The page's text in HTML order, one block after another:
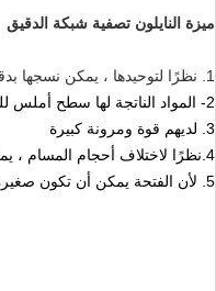
ميزة النايلون تصفية شبكة الدقيق
1. نظرًا لتوحيدها ، يمكن نسجها بدقة كبيرة لإعطاء فتحات دقيقة ومنتظمة
2- المواد الناتجة لها سطح أملس للغاية بحيث تنفصل الجزيئات المرشحة عنها بسهولة
3. لديهم قوة ومرونة كبيرة
4. نظرًا لاختلاف أحجام المسام ،
5. لأن الفتحة يمكن أن تكون صغيرة ، لديها دقة عالية جدا.يمكن تكييفها مع جميع تطبيقات التصفية